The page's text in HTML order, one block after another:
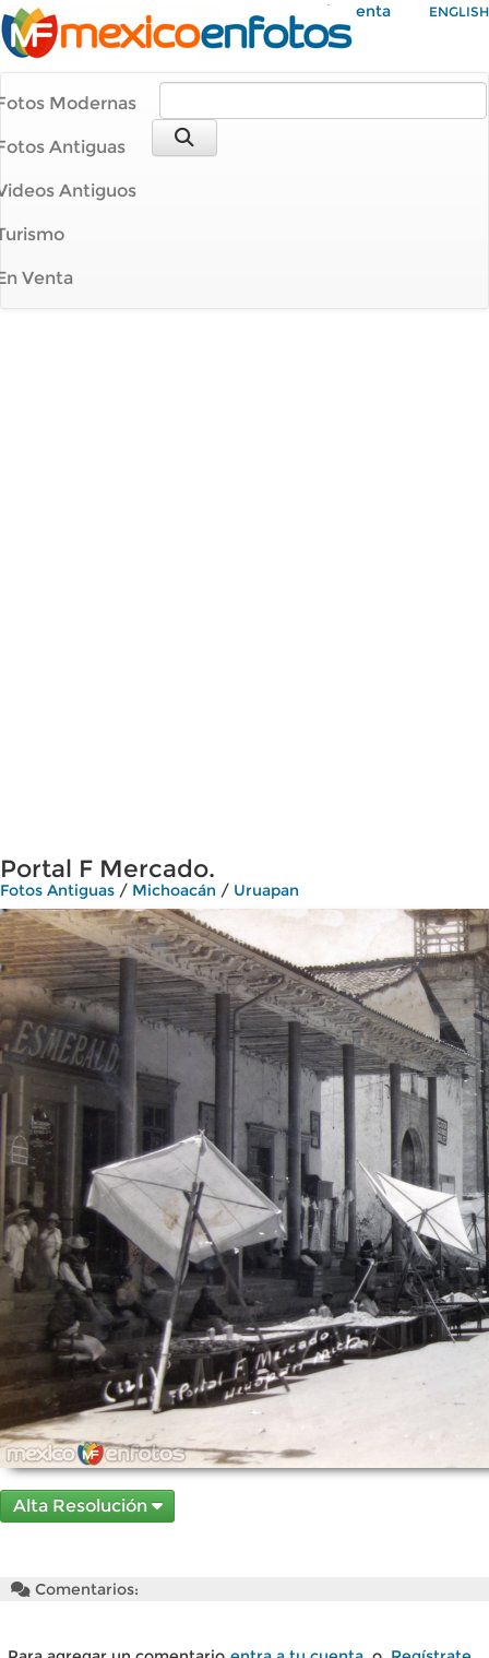
Mi Cuenta ENGLISH
Modernas
Antiguas
Antiguos
Venta
Portal F Mercado.
Fotos Antiguas / Michoacán / Uruapan
Alta Resolución
Comentarios: